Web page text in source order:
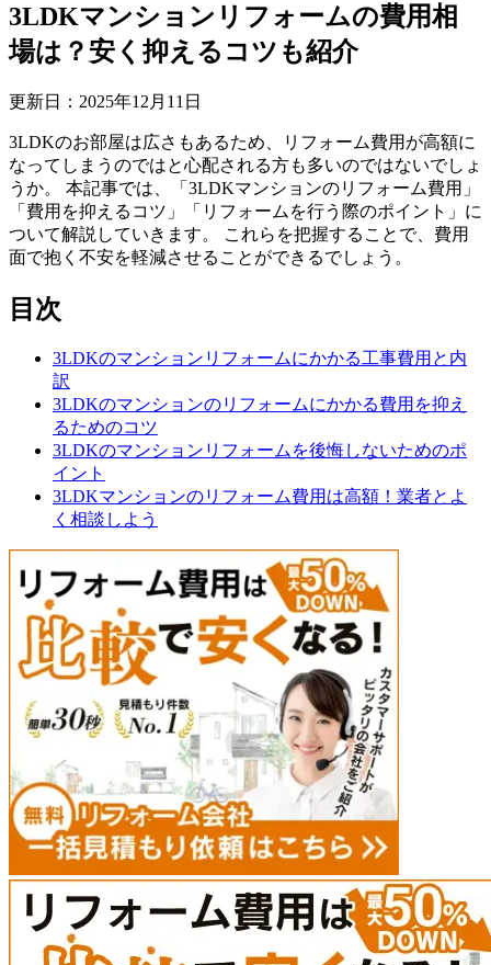
3LDKマンションリフォームの費用相
場は？安く抑えるコツも紹介
更新日： 2025年12 月 11 日
3LDKのお部屋は広さもあるため、リフォーム費用が高額に
なってしまうのではと心配される方も多いのではないでしょ
うか。 本記事では、「3LDKマンションのリフォーム費用」
「費用を抑えるコツ」「リフォームを行う際のポイント」に
ついて解説していきます。 これらを把握することで、費用
面で抱く不安を軽減させることができるでしょう。
目次
3LDKのマンションリフォームにかかる工事費用と内
訳
3LDKのマンションのリフォームにかかる費用を抑え
るためのコツ
3LDKのマンションリフォームを後悔しないためのポ
イント
3LDKマンションのリフォーム費用は高額！業者とよ
く相談しよう